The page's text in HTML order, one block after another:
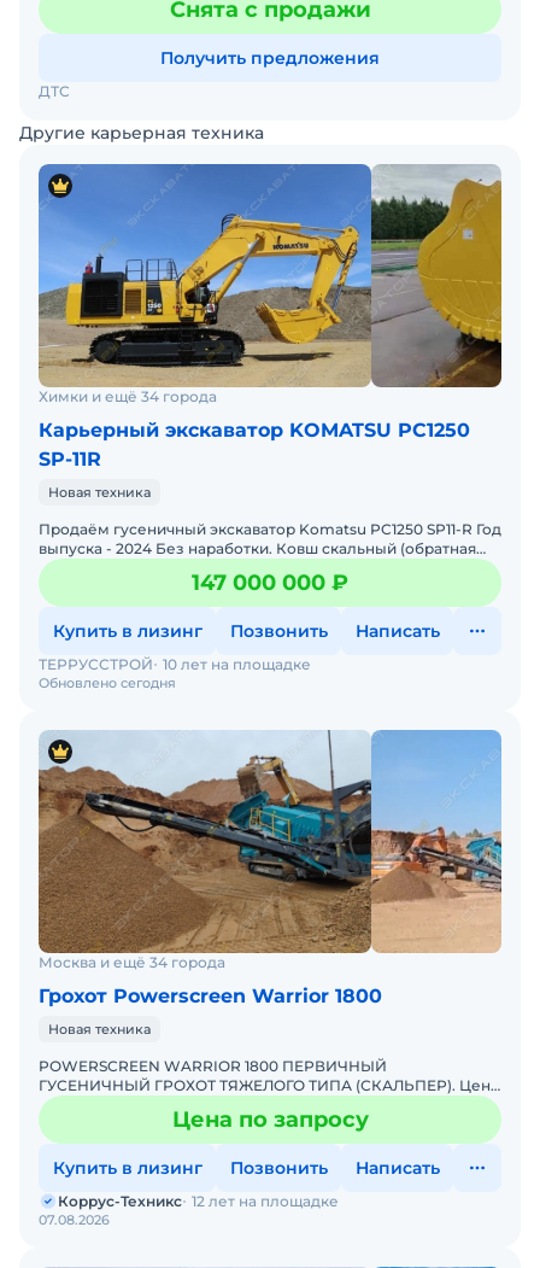
тонн в час на
Снята с продажи
Получить предложения
ДТС
Другие карьерная техника
Химки и ещё 34 города
Карьерный экскаватор KOMATSU PC1250
SP-11R
Новая техника
Продаём гусеничный экскаватор Komatsu PC1250 SP11-R Год
выпуска - 2024 Без наработки. Ковш скальный (обратная
лопата) Исполнение - "арктический пакет" Стра
147 000 000 ₽
Купить в лизинг Позвонить Написать
Обновлено сегодня
ТЕРРУССТРОЙ 10 лет на площадке
Москва и ещё 34 города
Грохот Powerscreen Warrior 1800
Новая техника
POWERSCREEN WARRIOR 1800 ПЕРВИЧНЫЙ
ГУСЕНИЧНЫЙ ГРОХОТ ТЯЖЕЛОГО ТИПА (СКАЛЬПЕР). Цена
по запросу Тип грохота: вибрационные Способ
перемещения: самоходные Самы
Цена по запросу
Купить в лизинг Позвонить Написать
07.08.2026
Коррус-Техникс 12 лет на площадке